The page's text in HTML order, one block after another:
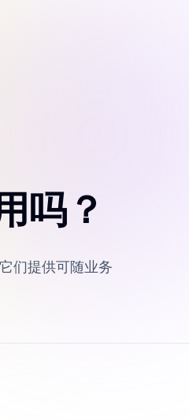
吗？
们提供可随业务